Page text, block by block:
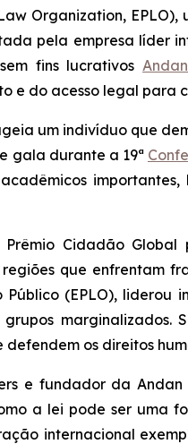
Organization,
pela empresa líder
fins lucrativos
e do acesso legal para
um indivíduo que
gala durante a 19ª
Prêmio Cidadão
que enfrentam
(EPLO),
marginalizados.
os direitos
e fundador da Andan
a lei pode ser uma
internacional